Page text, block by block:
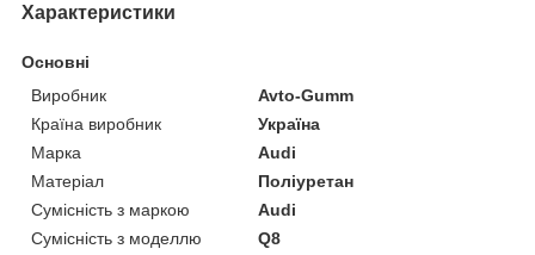
Характеристики
Основні
Виробник
Avto-Gumm
Країна виробник
Україна
Марка
Audi
Матеріал
Поліуретан
Сумісність з маркою
Audi
Сумісність з моделлю
Q8